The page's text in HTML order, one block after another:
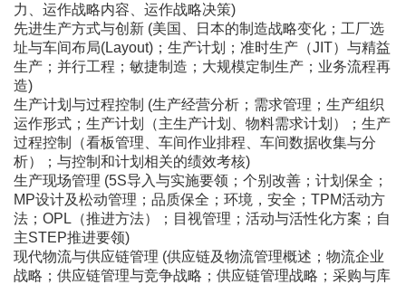
力、运作战略内容、运作战略决策)
先进生产方式与创新 (美国、日本的制造战略变化；工厂选
址与车间布局(Layout)；生产计划；准时生产（JIT）与精益
生产；并行工程；敏捷制造；大规模定制生产；业务流程再
造)
生产计划与过程控制 (生产经营分析；需求管理；生产组织
运作形式；生产计划（主生产计划、物料需求计划）；生产
过程控制（看板管理、车间作业排程、车间数据收集与分
析）；与控制和计划相关的绩效考核)
生产现场管理 (5S导入与实施要领；个别改善；计划保全；
MP设计及松动管理；品质保全；环境，安全；TPM活动方
法；OPL（推进方法）；目视管理；活动与活性化方案；自
主STEP推进要领)
现代物流与供应链管理 (供应链及物流管理概述；物流企业
战略；供应链管理与竞争战略；供应链管理战略；采购与库